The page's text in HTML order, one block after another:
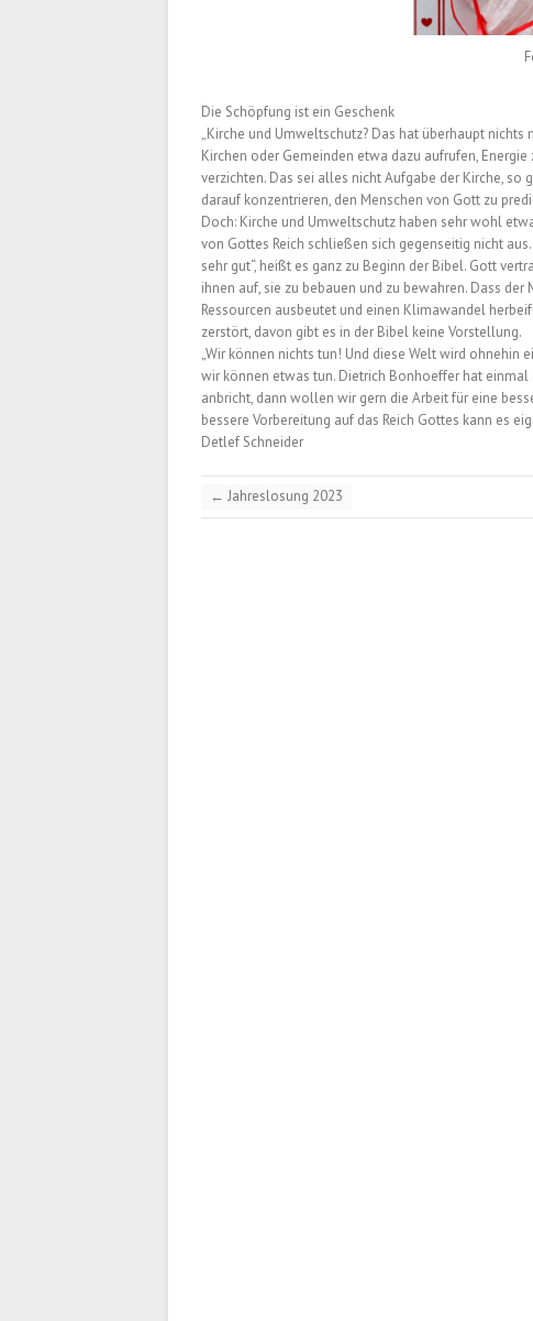
Die Schöpfung ist ein Geschenk
„Kirche und Umweltschutz? Das hat überhaupt
Kirchen oder Gemeinden etwa dazu aufrufen,
verzichten. Das sei alles nicht Aufgabe der Kirche,
darauf konzentrieren, den Menschen von Gott zu
Doch: Kirche und Umweltschutz haben sehr wohl
von Gottes Reich schließen sich gegenseitig nicht
sehr gut“, heißt es ganz zu Beginn der Bibel. Gott
ihnen auf, sie zu bebauen und zu bewahren. Dass
Ressourcen ausbeutet und einen Klimawandel
zerstört, davon gibt es in der Bibel keine Vorstellung.
„Wir können nichts tun! Und diese Welt wird ohnehin
wir können etwas tun. Dietrich Bonhoeffer hat einmal
anbricht, dann wollen wir gern die Arbeit für eine
bessere Vorbereitung auf das Reich Gottes kann es
Detlef Schneider
← Jahreslosung 2023